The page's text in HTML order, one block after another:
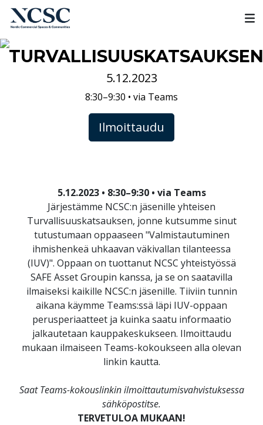
Skip
TURVALLISUUSKATSAUKSEN
5.12.2023
8:30–9:30 • via Teams
Ilmoittaudu
5.12.2023 • 8:30–9:30 • via Teams
Järjestämme NCSC:n jäsenille yhteisen
Turvallisuuskatsauksen, jonne kutsumme sinut
tutustumaan oppaaseen "Valmistautuminen
ihmishenkeä uhkaavan väkivallan tilanteessa
(IUV)". Oppaan on tuottanut NCSC yhteistyössä
SAFE Asset Groupin kanssa, ja se on saatavilla
ilmaiseksi kaikille NCSC:n jäsenille. Tiiviin tunnin
aikana käymme Teams:ssä läpi IUV-oppaan
perusperiaatteet ja kuinka saatu informaatio
jalkautetaan kauppakeskukseen. Ilmoittaudu
mukaan ilmaiseen Teams-kokoukseen alla olevan
linkin kautta.
Saat Teams-kokouslinkin ilmoittautumisvahvistuksessa
sähköpostitse.
TERVETULOA MUKAAN!